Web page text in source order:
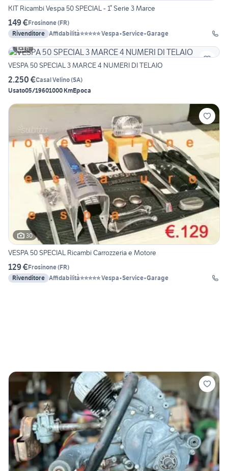
KIT Ricambi Vespa 50 SPECIAL - 1° Serie 3 Marce
149 €Frosinone(FR)
Rivenditore Affidabilità⭐⭐⭐⭐⭐ Vespa•Service•Garage
6
VESPA 50 SPECIAL 3 MARCE 4 NUMERI DI TELAIO
2.250 €Casal Velino(SA)
Usato05/19601000 KmEpoca
30
VESPA 50 SPECIAL Ricambi Carrozzeria e Motore
129 €Frosinone(FR)
Rivenditore Affidabilità⭐⭐⭐⭐⭐ Vespa•Service•Garage